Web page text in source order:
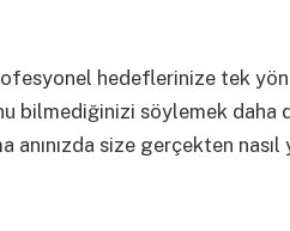
hedeflerinize tek
bilmediğinizi söylemek daha
anınızda size gerçekten